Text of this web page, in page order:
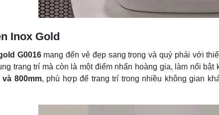
Inox Gold
G0016mang đến vẻ đẹp sang trọng và quý phái với
trang trí mà còn là một điểm nhấn hoàng gia, làm nổi
và 800mm, phù hợp để trang trí trong nhiều không gian